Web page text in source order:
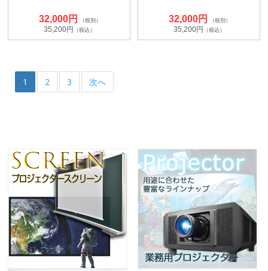
32,000円 （税別）
35,200円 （税込）
32,000円 （税別）
35,200円 （税込）
1 2 3 次へ